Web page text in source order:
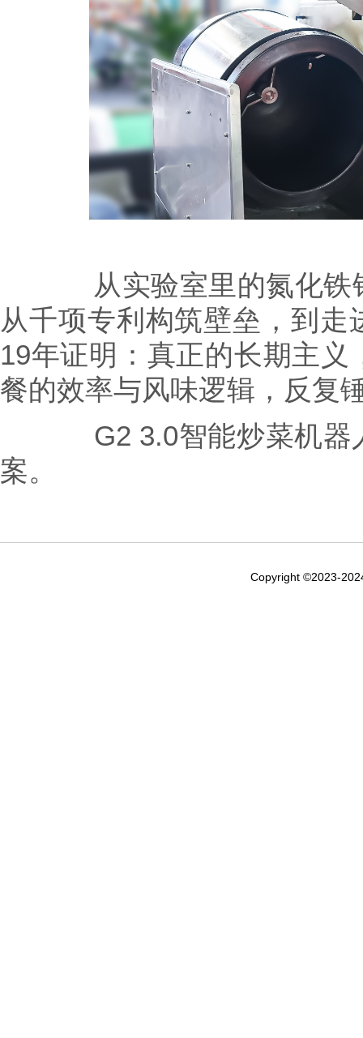
从实验室里的氮化铁锅
从千项专利构筑壁垒，到
19年证明：真正的长期主
餐的效率与风味逻辑，反复
G2 3.0智能炒菜机器人
案。
Copyright ©2023-